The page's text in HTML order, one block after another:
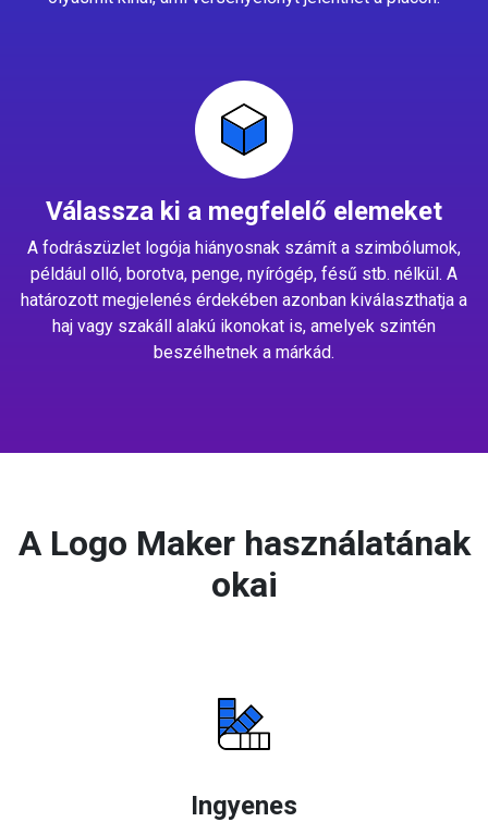
Válassza ki a megfelelő elemeket
A fodrászüzlet logója hiányosnak számít a szimbólumok,
például olló, borotva, penge, nyírógép, fésű stb. nélkül. A
határozott megjelenés érdekében azonban kiválaszthatja a
haj vagy szakáll alakú ikonokat is, amelyek szintén
beszélhetnek a márkád.
A Logo Maker használatának
okai
Ingyenes